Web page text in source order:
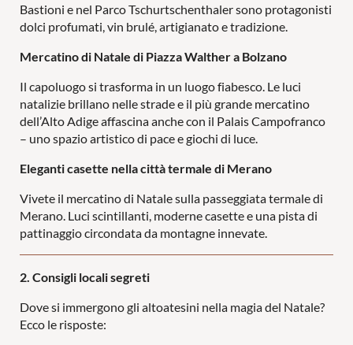
Bastioni e nel Parco Tschurtschenthaler sono protagonisti
dolci profumati, vin brulé, artigianato e tradizione.
Mercatino di Natale di Piazza Walther a Bolzano
Il capoluogo si trasforma in un luogo fiabesco. Le luci
natalizie brillano nelle strade e il più grande mercatino
dell’Alto Adige affascina anche con il Palais Campofranco
– uno spazio artistico di pace e giochi di luce.
Eleganti casette nella città termale di Merano
Vivete il mercatino di Natale sulla passeggiata termale di
Merano. Luci scintillanti, moderne casette e una pista di
pattinaggio circondata da montagne innevate.
2. Consigli locali segreti
Dove si immergono gli altoatesini nella magia del Natale?
Ecco le risposte: